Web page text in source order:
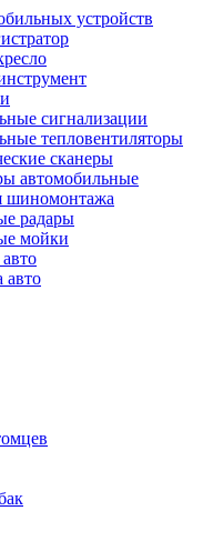
устройств
сигнализации
тепловентиляторы
сканеры
автомобильные
шиномонтажа
радары
мойки
авто